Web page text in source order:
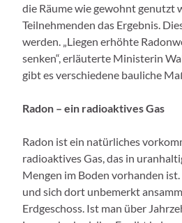
die Räume wie gewohnt genutzt
Teilnehmenden das Ergebnis.
werden. „Liegen erhöhte
senken“, erläuterte Ministerin
gibt es verschiedene bauliche
Radon – ein radioaktives Gas
Radon ist ein natürliches
radioaktives Gas, das in
Mengen im Boden vorhanden
und sich dort unbemerkt
Erdgeschoss. Ist man über